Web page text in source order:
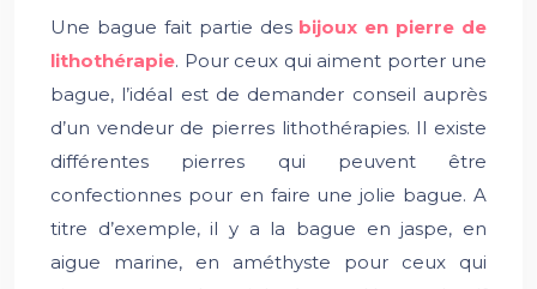
Une bague fait partie des bijoux en pierre de
lithothérapie. Pour ceux qui aiment porter une
bague, l’idéal est de demander conseil auprès
d’un vendeur de pierres lithothérapies. Il existe
différentes pierres qui peuvent être
confectionnes pour en faire une jolie bague. A
titre d’exemple, il y a la bague en jaspe, en
aigue marine, en améthyste pour ceux qui